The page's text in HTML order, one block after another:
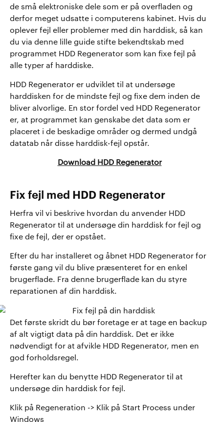
de små elektroniske dele som er på overfladen og
derfor meget udsatte i computerens kabinet. Hvis du
oplever fejl eller problemer med din harddisk, så kan
du via denne lille guide stifte bekendtskab med
programmet HDD Regenerator som kan fixe fejl på
alle typer af harddiske.
HDD Regenerator er udviklet til at undersøge
harddisken for de mindste fejl og fixe dem inden de
bliver alvorlige. En stor fordel ved HDD Regenerator
er, at programmet kan genskabe det data som er
placeret i de beskadige områder og dermed undgå
datatab når disse harddisk-fejl opstår.
Download HDD Regenerator
Fix fejl med HDD Regenerator
Herfra vil vi beskrive hvordan du anvender HDD
Regenerator til at undersøge din harddisk for fejl og
fixe de fejl, der er opstået.
Efter du har installeret og åbnet HDD Regenerator for
første gang vil du blive præsenteret for en enkel
brugerflade. Fra denne brugerflade kan du styre
reparationen af din harddisk.
Det første skridt du bør foretage er at tage en backup
af alt vigtigt data på din harddisk. Det er ikke
nødvendigt for at afvikle HDD Regenerator, men en
god forholdsregel.
Herefter kan du benytte HDD Regenerator til at
undersøge din harddisk for fejl.
Klik på Regeneration -> Klik på Start Process under
Windows